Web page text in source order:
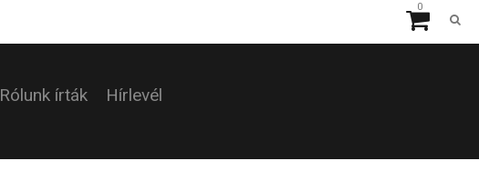
0
Rólunk írták Hírlevél